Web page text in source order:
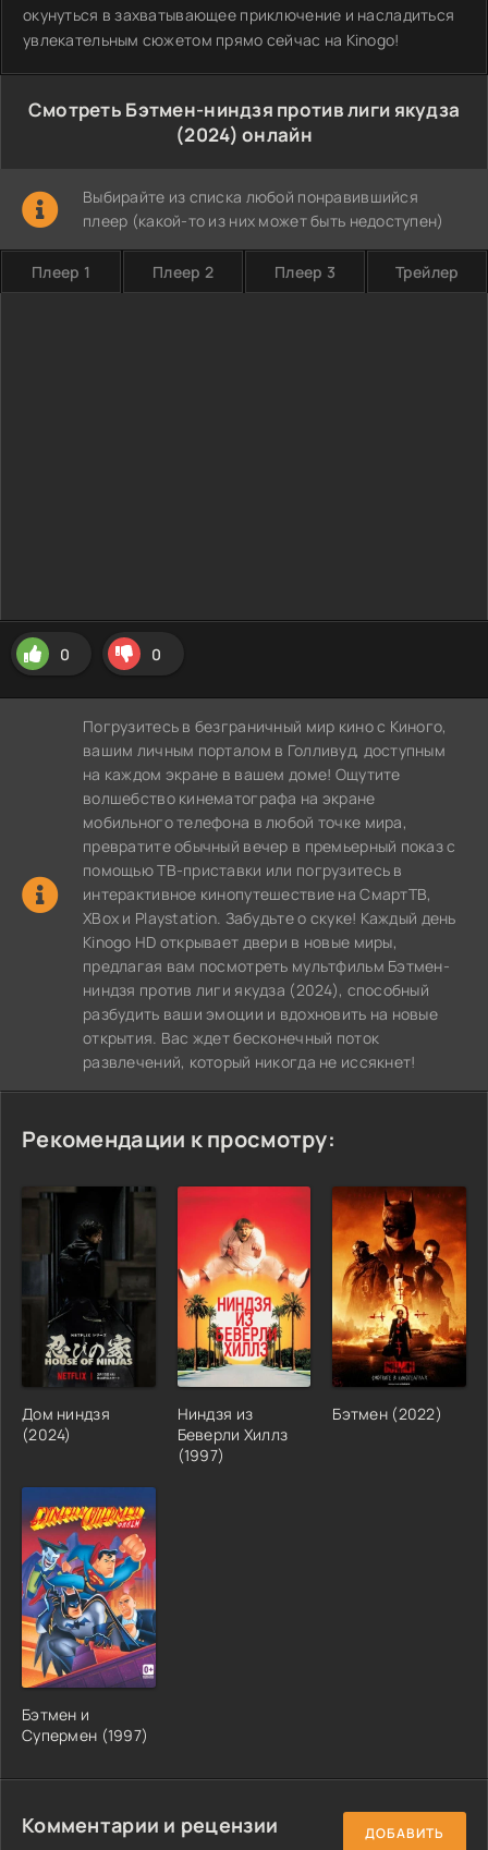
окунуться в захватывающее приключение и насладиться
увлекательным сюжетом прямо сейчас на Kinogo!
Смотреть Бэтмен-ниндзя против лиги якудза
(2024) онлайн
Выбирайте из списка любой понравившийся
плеер (какой-то из них может быть недоступен)
Плеер 1 Плеер 2 Плеер 3 Трейлер
0 0
Погрузитесь в безграничный мир кино с Киного,
вашим личным порталом в Голливуд, доступным
на каждом экране в вашем доме! Ощутите
волшебство кинематографа на экране
мобильного телефона в любой точке мира,
превратите обычный вечер в премьерный показ с
помощью ТВ-приставки или погрузитесь в
интерактивное кинопутешествие на СмартТВ,
XBox и Playstation. Забудьте о скуке! Каждый день
Kinogo HD открывает двери в новые миры,
предлагая вам посмотреть мультфильм Бэтмен-
ниндзя против лиги якудза (2024), способный
разбудить ваши эмоции и вдохновить на новые
открытия. Вас ждет бесконечный поток
развлечений, который никогда не иссякнет!
Рекомендации к просмотру:
Дом ниндзя
(2024)
Ниндзя из
Беверли Хиллз
(1997)
Бэтмен (2022)
Бэтмен и
Супермен (1997)
Комментарии и рецензии ДОБАВИТЬ